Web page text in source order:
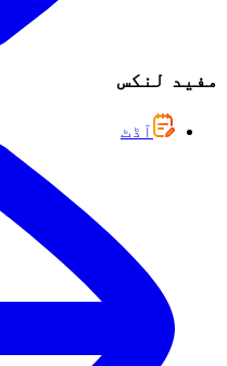
مفید لنکس
آڈٹ